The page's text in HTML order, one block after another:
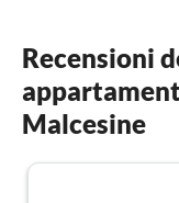
Recensioni
Malcesine